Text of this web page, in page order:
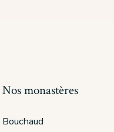
Nos monastères
Bouchaud